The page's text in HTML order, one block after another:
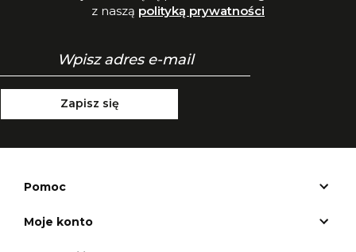
z naszą polityką prywatności
Zapisz się
Pomoc
Moje konto